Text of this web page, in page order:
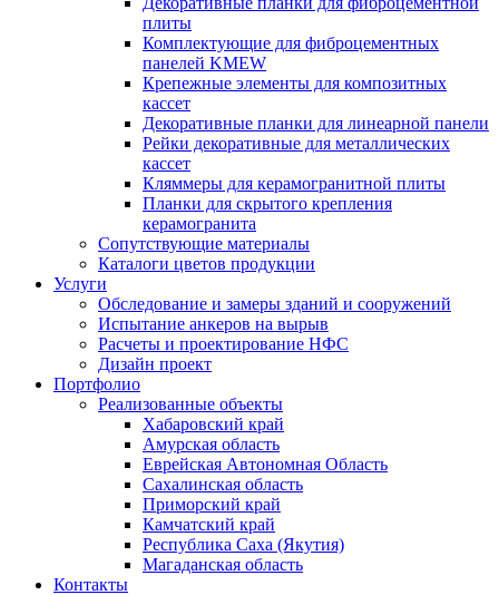
плиты
Комплектующие для фиброцементных
панелей KMEW
Крепежные элементы для композитных
кассет
Декоративные планки для линеарной панели
Рейки декоративные для металлических
кассет
Кляммеры для керамогранитной плиты
Планки для скрытого крепления
керамогранита
Сопутствующие материалы
Каталоги цветов продукции
Услуги
Обследование и замеры зданий и сооружений
Испытание анкеров на вырыв
Расчеты и проектирование НФС
Дизайн проект
Портфолио
Реализованные объекты
Хабаровский край
Амурская область
Еврейская Автономная Область
Сахалинская область
Приморский край
Камчатский край
Республика Саха (Якутия)
Магаданская область
Контакты